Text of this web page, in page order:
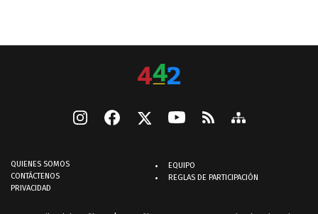
QUIENES SOMOS
CONTÁCTENOS
PRIVACIDAD
EQUIPO
REGLAS DE PARTICIPACIÓN